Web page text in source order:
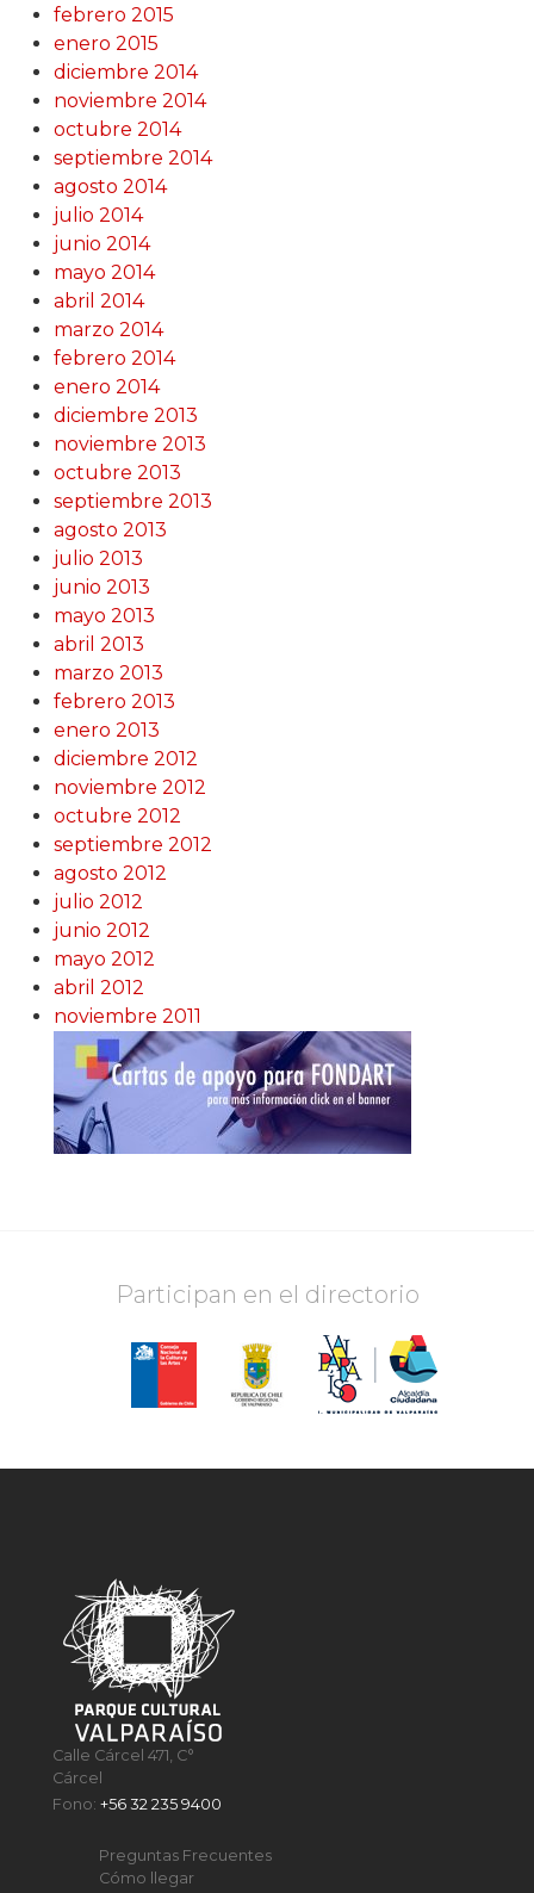
febrero 2015
enero 2015
diciembre 2014
noviembre 2014
octubre 2014
septiembre 2014
agosto 2014
julio 2014
junio 2014
mayo 2014
abril 2014
marzo 2014
febrero 2014
enero 2014
diciembre 2013
noviembre 2013
octubre 2013
septiembre 2013
agosto 2013
julio 2013
junio 2013
mayo 2013
abril 2013
marzo 2013
febrero 2013
enero 2013
diciembre 2012
noviembre 2012
octubre 2012
septiembre 2012
agosto 2012
julio 2012
junio 2012
mayo 2012
abril 2012
noviembre 2011
Participan en el directorio
Calle Cárcel 471, C°
Cárcel
Fono:+56 32 235 9400
Preguntas Frecuentes
Cómo llegar